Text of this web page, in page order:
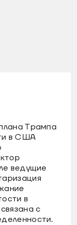
Трампа
в США
ведущие
в
с